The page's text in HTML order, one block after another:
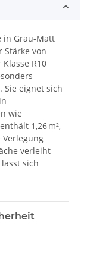
in Grau-Matt
Stärke von
R10
eignet sich
wie
1,26 m²,
verleiht
sich